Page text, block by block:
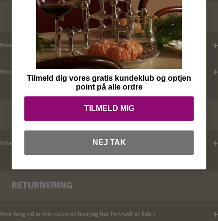
KUNDEKLUB
Hvad er mine fordele ?
Hvordan tilmelder jeg mig ?
Udsender i rabatkoder ?
RETURNERING
Hvor lang tid er min returret hvis jeg har fortrudt et køb ?
Tilmeld dig vores gratis kundeklub og optjen
point på alle ordre
TILMELD MIG
NEJ TAK